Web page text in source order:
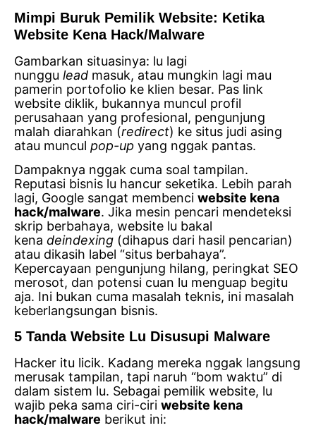
Mimpi Buruk Pemilik Website: Ketika
Website Kena Hack/Malware
Gambarkan situasinya: lu lagi
nunggu lead masuk, atau mungkin lagi mau
pamerin portofolio ke klien besar. Pas link
website diklik, bukannya muncul profil
perusahaan yang profesional, pengunjung
malah diarahkan (redirect) ke situs judi asing
atau muncul pop-up yang nggak pantas.
Dampaknya nggak cuma soal tampilan.
Reputasi bisnis lu hancur seketika. Lebih parah
lagi, Google sangat membenci website kena
hack/malware. Jika mesin pencari mendeteksi
skrip berbahaya, website lu bakal
kena deindexing (dihapus dari hasil pencarian)
atau dikasih label “situs berbahaya”.
Kepercayaan pengunjung hilang, peringkat SEO
merosot, dan potensi cuan lu menguap begitu
aja. Ini bukan cuma masalah teknis, ini masalah
keberlangsungan bisnis.
5 Tanda Website Lu Disusupi Malware
Hacker itu licik. Kadang mereka nggak langsung
merusak tampilan, tapi naruh “bom waktu” di
dalam sistem lu. Sebagai pemilik website, lu
wajib peka sama ciri-ciri website kena
hack/malware berikut ini: